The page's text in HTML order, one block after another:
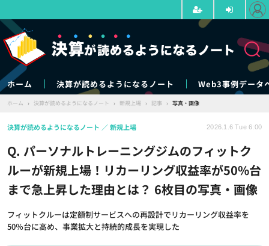
ホーム 決算が読めるようになるノート Web3事例データ
ホーム › 決算が読めるようになるノート › 新規上場 › 記事 › 写真・画像
Q. パーソナルトレーニングジムのフィットク
ルーが新規上場！リカーリング収益率が50%台
まで急上昇した理由とは？ 6枚目の写真・画像
フィットクルーは定額制サービスへの再設計でリカーリング収益率を
50％台に高め、事業拡大と持続的成長を実現した
決算が読めるようになるノート 新規上場 2026.1.6 Tue 6:00